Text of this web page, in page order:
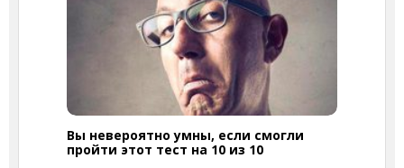
Вы невероятно умны, если смогли
пройти этот тест на 10 из 10